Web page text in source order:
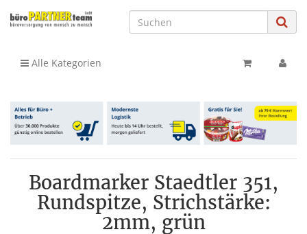
Alle Kategorien
Boardmarker Staedtler 351,
Rundspitze, Strichstärke:
2mm, grün